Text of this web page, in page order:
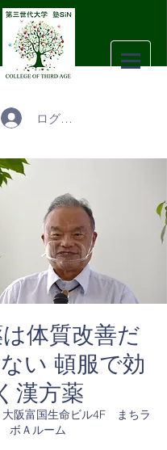
ログイン
体質改善だ
い 頓服で効
漢方薬
大阪富国生命ビル4F まちラ
ボＡルーム